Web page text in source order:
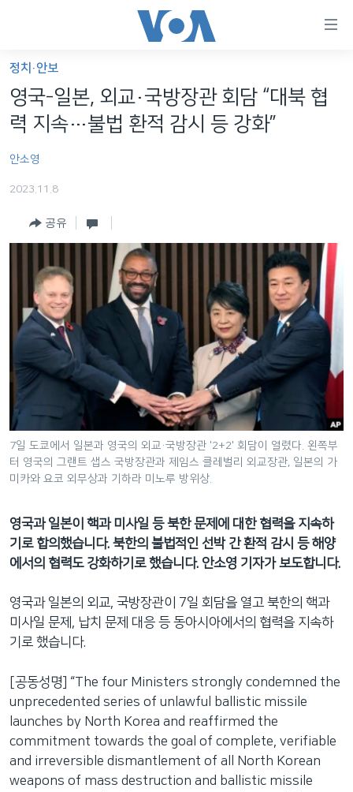
가
능
링
인
비
션
으
로
동
검
색
로
이
등
세계
라디오
프로그램
주파수 안내
언어 선택
정치·안보
영국-일본, 외교·국방장관 회담 “대북 협
력 지속…불법 환적 감시 등 강화”
안소영
2023.11.8
공유
7일 도쿄에서 일본과 영국의 외교·국방장관 '2+2' 회담이 열렸다. 왼쪽부
터 영국의 그랜트 샙스 국방장관과 제임스 클레벌리 외교장관, 일본의 가
미카와 요코 외무상과 기하라 미노루 방위상.
영국과 일본이 핵과 미사일 등 북한 문제에 대한 협력을 지속하
기로 합의했습니다. 북한의 불법적인 선박 간 환적 감시 등 해양
에서의 협력도 강화하기로 했습니다. 안소영 기자가 보도합니다.
영국과 일본의 외교, 국방장관이 7일 회담을 열고 북한의 핵과
미사일 문제, 납치 문제 대응 등 동아시아에서의 협력을 지속하
기로 했습니다.
[공동성명] “The four Ministers strongly condemned the
unprecedented series of unlawful ballistic missile
launches by North Korea and reaffirmed the
commitment towards the goal of complete, verifiable
and irreversible dismantlement of all North Korean
weapons of mass destruction and ballistic missile